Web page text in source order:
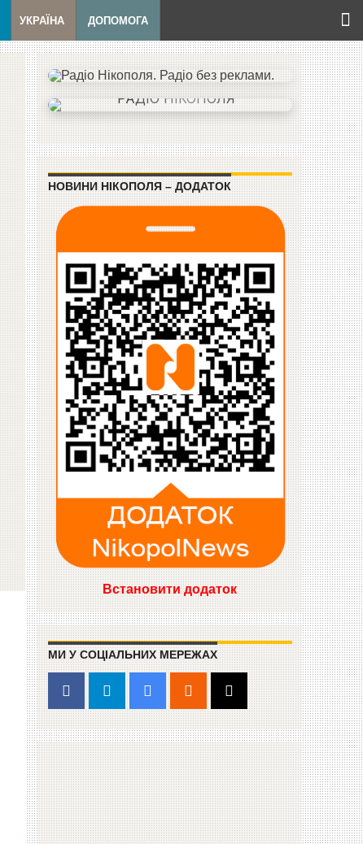
УКРАЇНА ДОПОМОГА
НОВИНИ НІКОПОЛЯ – ДОДАТОК
Встановити додаток
МИ У СОЦІАЛЬНИХ МЕРЕЖАХ